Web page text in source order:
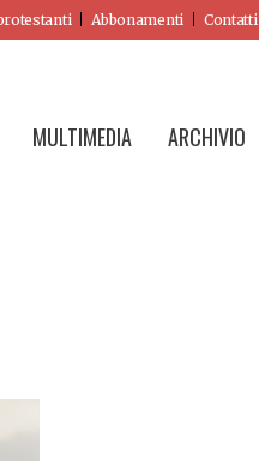
Abbonamenti Contatti
MULTIMEDIA ARCHIVIO